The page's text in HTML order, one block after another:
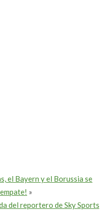
el Bayern y el Borussia se
»
del reportero de Sky Sports